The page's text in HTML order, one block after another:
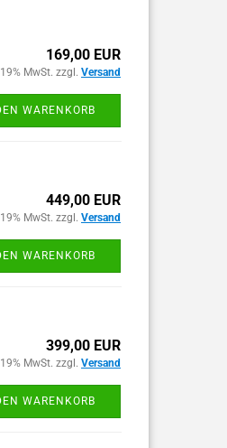
169,00 EUR
MwSt. zzgl. Versand
WARENKORB
449,00 EUR
MwSt. zzgl. Versand
WARENKORB
399,00 EUR
MwSt. zzgl. Versand
WARENKORB